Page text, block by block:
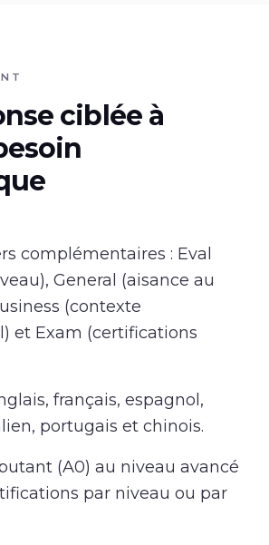
ciblée à
complémentaires : Eval
General (aisance au
(contexte
et Exam (certifications
français, espagnol,
portugais et chinois.
(A0) au niveau avancé
par niveau ou par